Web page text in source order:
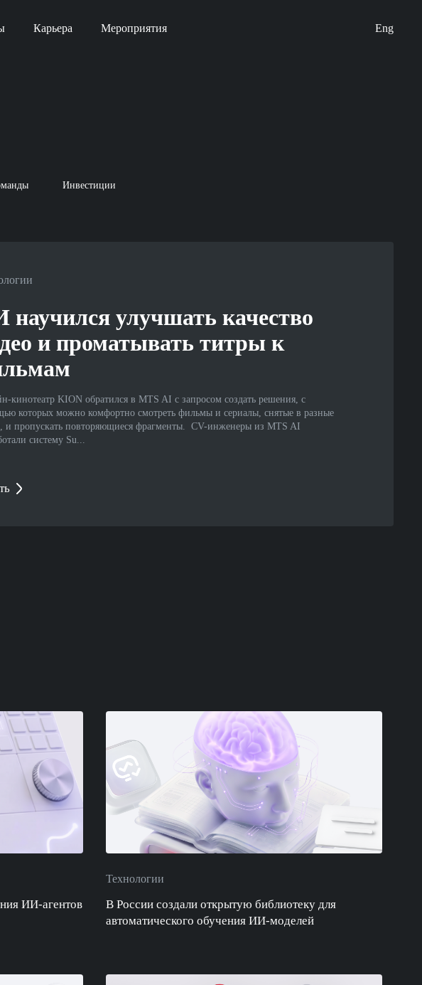
Карьера Мероприятия Eng
Инвестиции
улучшать качество
и проматывать титры к
кинотеатр KION обратился в MTS AI с запросом создать решения, с
которых можно комфортно смотреть фильмы и сериалы, снятые в разные
и пропускать повторяющиеся фрагменты. CV-инженеры из MTS AI
систему Su...
ИИ-агентов
Технологии
В России создали открытую библиотеку для
автоматического обучения ИИ-моделей